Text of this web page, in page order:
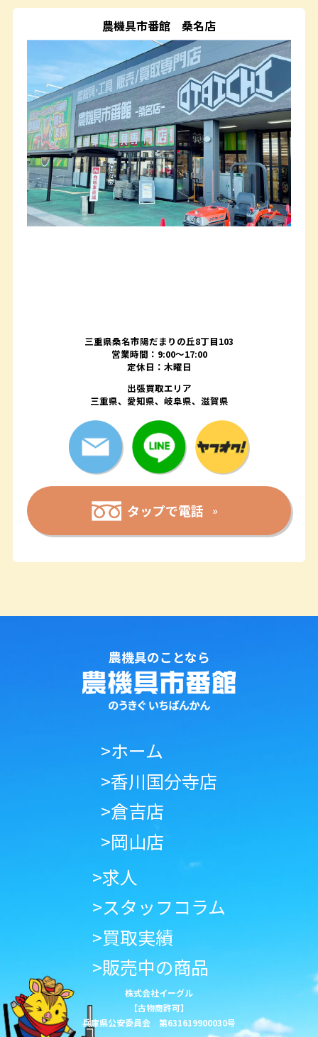
農機具市番館 桑名店
三重県桑名市陽だまりの丘8丁目103
営業時間：9:00〜17:00
定休日：木曜日
出張買取エリア
三重県、愛知県、岐阜県、滋賀県
タップで電話
農機具のことなら
>ホーム
>香川国分寺店
>倉吉店
>岡山店
>求人
>スタッフコラム
>買取実績
>販売中の商品
株式会社イーグル
【古物商許可】
兵庫県公安委員会 第631619900030号